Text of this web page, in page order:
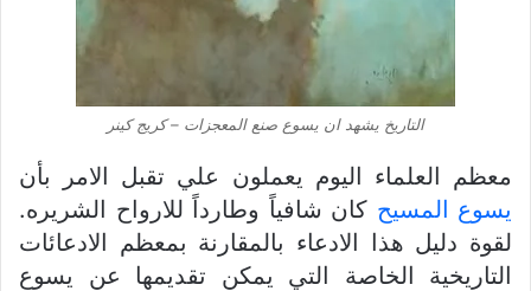
التاريخ يشهد ان يسوع صنع المعجزات – كريج كينر
معظم العلماء اليوم يعملون علي تقبل الامر بأن
يسوع المسيح كان شافياً وطارداً للارواح الشريره.
لقوة دليل هذا الادعاء بالمقارنة بمعظم الادعائات
التاريخية الخاصة التي يمكن تقديمها عن يسوع